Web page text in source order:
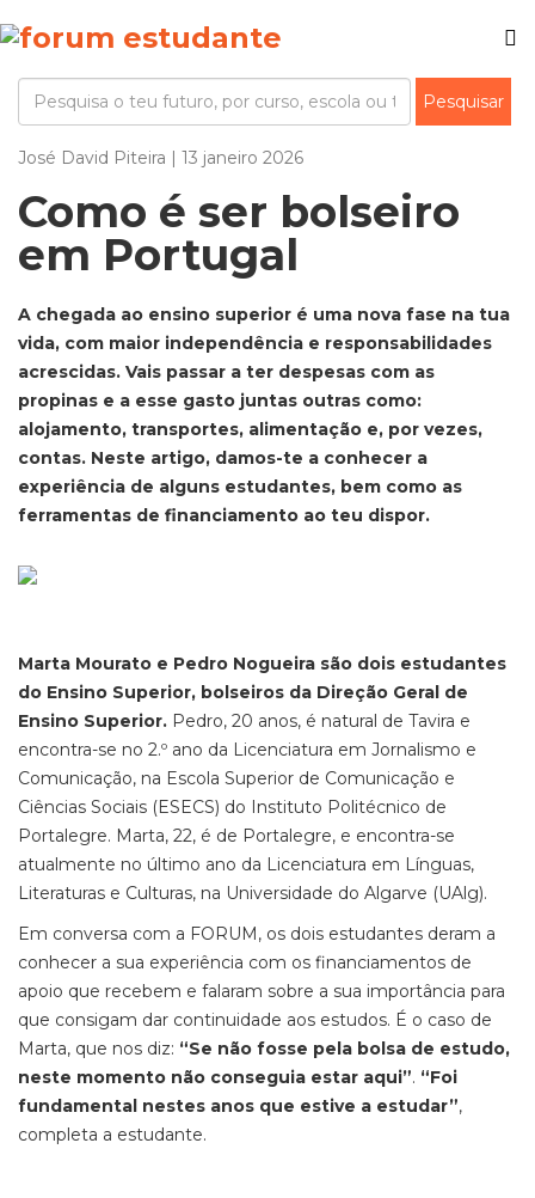
José David Piteira | 13 janeiro 2026
Como é ser bolseiro
em Portugal
A chegada ao ensino superior é uma nova fase na tua
vida, com maior independência e responsabilidades
acrescidas. Vais passar a ter despesas com as
propinas e a esse gasto juntas outras como:
alojamento, transportes, alimentação e, por vezes,
contas. Neste artigo, damos-te a conhecer a
experiência de alguns estudantes, bem como as
ferramentas de financiamento ao teu dispor.
Marta Mourato e Pedro Nogueira são dois estudantes
do Ensino Superior, bolseiros da Direção Geral de
Ensino Superior. Pedro, 20 anos, é natural de Tavira e
encontra-se no 2.º ano da Licenciatura em Jornalismo e
Comunicação, na Escola Superior de Comunicação e
Ciências Sociais (ESECS) do Instituto Politécnico de
Portalegre. Marta, 22, é de Portalegre, e encontra-se
atualmente no último ano da Licenciatura em Línguas,
Literaturas e Culturas, na Universidade do Algarve (UAlg).
Em conversa com a FORUM, os dois estudantes deram a
conhecer a sua experiência com os financiamentos de
apoio que recebem e falaram sobre a sua importância para
que consigam dar continuidade aos estudos. É o caso de
Marta, que nos diz: “Se não fosse pela bolsa de estudo,
neste momento não conseguia estar aqui”. “Foi
fundamental nestes anos que estive a estudar”,
completa a estudante.